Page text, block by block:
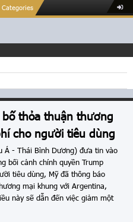
Categories
bố thỏa thuận thương
cho người tiêu dùng
Á - Thái Bình Dương) đưa tin vào
bối cảnh chính quyền Trump
tiêu dùng, Mỹ đã thông báo
mại khung với Argentina,
này sẽ dẫn đến việc giảm một